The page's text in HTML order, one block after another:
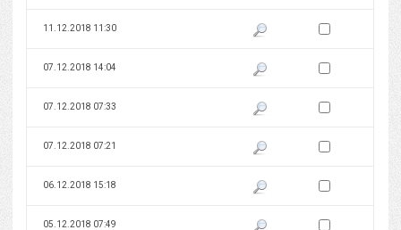
11.12.2018 11:30 Pokaż podgląd wersji z dnia
Zaznacz wersję do
07.12.2018 14:04 Pokaż podgląd wersji z dnia
Zaznacz wersję do
07.12.2018 07:33 Pokaż podgląd wersji z dnia
Zaznacz wersję do
07.12.2018 07:21 Pokaż podgląd wersji z dnia
Zaznacz wersję do
06.12.2018 15:18 Pokaż podgląd wersji z dnia
Zaznacz wersję do
05.12.2018 07:49 Pokaż podgląd wersji z dnia
Zaznacz wersję do